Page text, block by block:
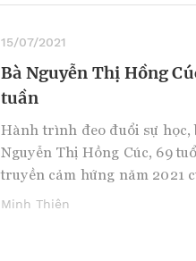
15/07/2021
Bà Nguyễn Thị Hồng
tuần
Hành trình đeo đuổi sự học,
Nguyễn Thị Hồng Cúc, 69
truyền cảm hứng năm 2021
Minh Thiên